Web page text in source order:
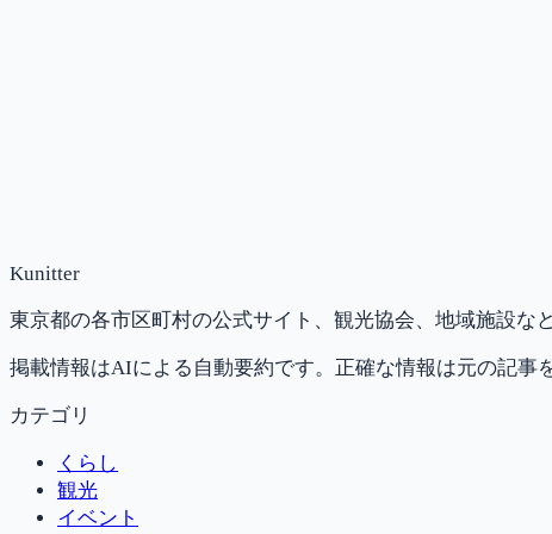
Kunitter
東京都の各市区町村の公式サイト、観光協会、地域施設な
掲載情報はAIによる自動要約です。正確な情報は元の記事
カテゴリ
くらし
観光
イベント